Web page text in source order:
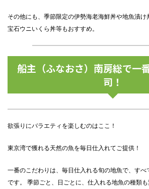
その他にも、季節限定の伊勢海老海鮮丼や地魚漬
宝石ウニいくら丼等もおすすめ。
船主（ふなおさ）南房総で一
司！
欲張りにバラエティを楽しむのはここ！
東京湾で獲れる天然の魚を毎日仕入れてご提供！
一番のこだわりは、毎日仕入れる旬の地魚で、すべ
です。 季節ごと、日ごとに、仕入れる地魚の種類